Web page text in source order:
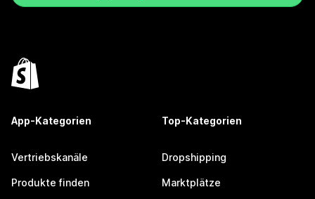
App-Kategorien
Vertriebskanäle
Produkte finden
Top-Kategorien
Dropshipping
Marktplätze